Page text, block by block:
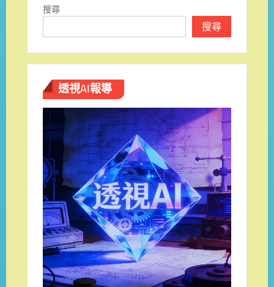
搜尋
搜尋
透視AI報導